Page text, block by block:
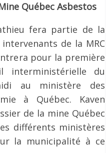
Québec Asbestos
fera partie de la
de la MRC
pour la première
du
au ministère des
à Québec. Kaven
de la mine Québec
différents ministères
la municipalité à ce